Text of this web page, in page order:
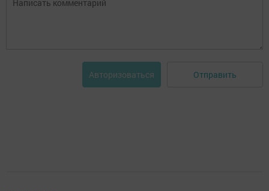
Авторизоваться Отправить